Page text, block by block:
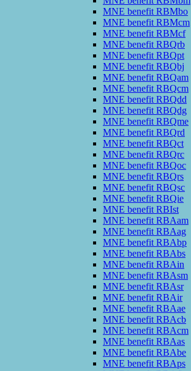
MNE benefit RBMbo
MNE benefit RBMcm
MNE benefit RBMcf
MNE benefit RBQrb
MNE benefit RBQpt
MNE benefit RBQbj
MNE benefit RBQam
MNE benefit RBQcm
MNE benefit RBQdd
MNE benefit RBQdg
MNE benefit RBQme
MNE benefit RBQrd
MNE benefit RBQct
MNE benefit RBQrc
MNE benefit RBQoc
MNE benefit RBQrs
MNE benefit RBQsc
MNE benefit RBQie
MNE benefit RBIst
MNE benefit RBAam
MNE benefit RBAag
MNE benefit RBAbp
MNE benefit RBAbs
MNE benefit RBAin
MNE benefit RBAsm
MNE benefit RBAsr
MNE benefit RBAir
MNE benefit RBAae
MNE benefit RBAcb
MNE benefit RBAcm
MNE benefit RBAas
MNE benefit RBAbe
MNE benefit RBAps